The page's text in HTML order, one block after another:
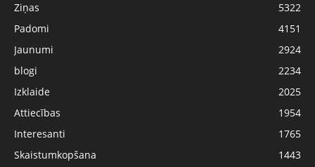
Ziņas
5322
Padomi
4151
Jaunumi
2924
blogi
2234
Izklaide
2025
Attiecības
1954
Interesanti
1765
Skaistumkopšana
1443